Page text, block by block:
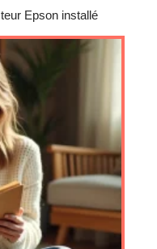
Epson installé